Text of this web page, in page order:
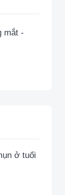
mắt -
ở tuổi